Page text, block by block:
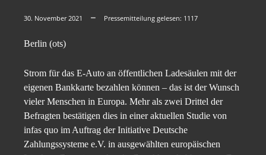
30. November 2021 Pressemitteilung gelesen: 1117
Berlin (ots)
Strom für das E-Auto an öffentlichen Ladesäulen mit der
eigenen Bankkarte bezahlen können – das ist der Wunsch
vieler Menschen in Europa. Mehr als zwei Drittel der
Befragten bestätigen dies in einer aktuellen Studie von
infas quo im Auftrag der Initiative Deutsche
Zahlungssysteme e.V. in ausgewählten europäischen